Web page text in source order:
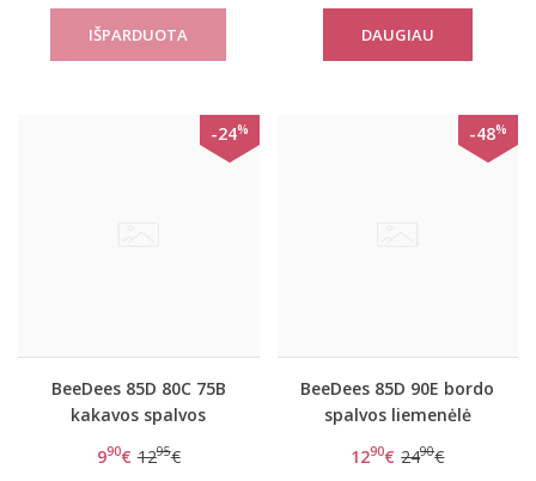
DAUGIAU
-24%
BeeDees 85D 80C 75B
kakavos spalvos
day WM
990€ 1295€
-48%
BeeDees 85D 90E bordo
spalvos liemenėlė
1290€ 2490€